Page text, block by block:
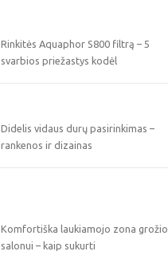
Rinkitės Aquaphor S800 filtrą – 5
svarbios priežastys kodėl
Didelis vidaus durų pasirinkimas –
rankenos ir dizainas
Komfortiška laukiamojo zona grožio
salonui – kaip sukurti